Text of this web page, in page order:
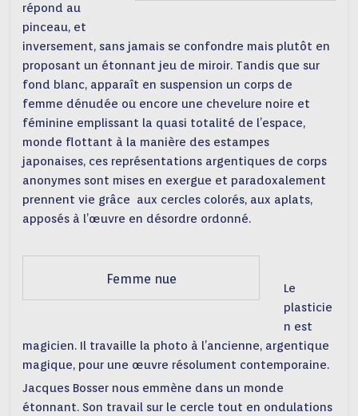
répond au
pinceau, et
inversement, sans jamais se confondre mais plutôt en
proposant un étonnant jeu de miroir. Tandis que sur
fond blanc, apparaît en suspension un corps de
femme dénudée ou encore une chevelure noire et
féminine emplissant la quasi totalité de l’espace,
monde flottant à la manière des estampes
japonaises, ces représentations argentiques de corps
anonymes sont mises en exergue et paradoxalement
prennent vie grâce aux cercles colorés, aux aplats,
apposés à l’œuvre en désordre ordonné.
Femme nue
Le
plasticie
n est
magicien. Il travaille la photo à l’ancienne, argentique
magique, pour une œuvre résolument contemporaine.
Jacques Bosser nous emmène dans un monde
étonnant. Son travail sur le cercle tout en ondulations